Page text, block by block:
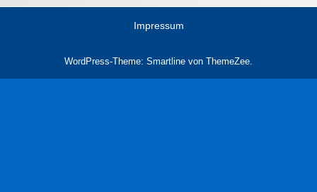
Impressum
WordPress-Theme: Smartline von ThemeZee.